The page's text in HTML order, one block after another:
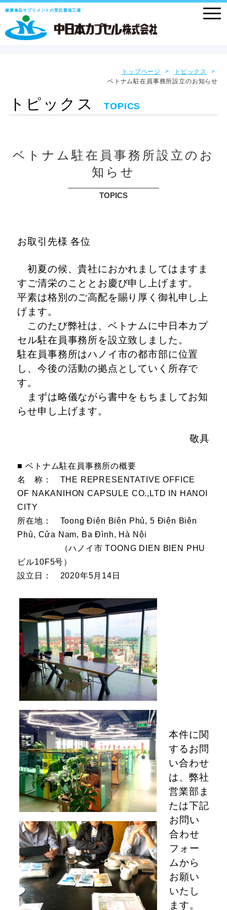
健康食品サプリメントの受託製造工場
トップページ
トピックス
ベトナム駐在員事務所設立のお知らせ
トピックス TOPICS
ベトナム駐在員事務所設立のお
知らせ
TOPICS
お取引先様 各位
初夏の候、貴社におかれましてはますま
すご清栄のこととお慶び申し上げます。
平素は格別のご高配を賜り厚く御礼申し上
げます。
このたび弊社は、ベトナムに中日本カプ
セル駐在員事務所を設立致しました。
駐在員事務所はハノイ市の都市部に位置
し、今後の活動の拠点としていく所存で
す。
まずは略儀ながら書中をもちましてお知
らせ申し上げます。
敬具
■ ベトナム駐在員事務所の概要
名 称： THE REPRESENTATIVE OFFICE
OF NAKANIHON CAPSULE CO.,LTD IN HANOI
CITY
所在地： Toong Điện Biên Phủ, 5 Điện Biên
Phủ, Cửa Nam, Ba Đình, Hà Nội
（ハノイ市 TOONG DIEN BIEN PHU
ビル10F5号）
設立日： 2020年5月14日
本件に関
するお問
い合わせ
は、弊社
営業部ま
たは下記
お問い
合わせ
フォー
ムから
お願い
いたし
ます。